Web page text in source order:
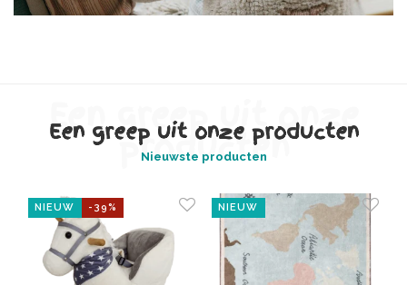
Een greep uit onze producten
Een greep uit onze
producten
Nieuwste producten
NIEUW NIEUW